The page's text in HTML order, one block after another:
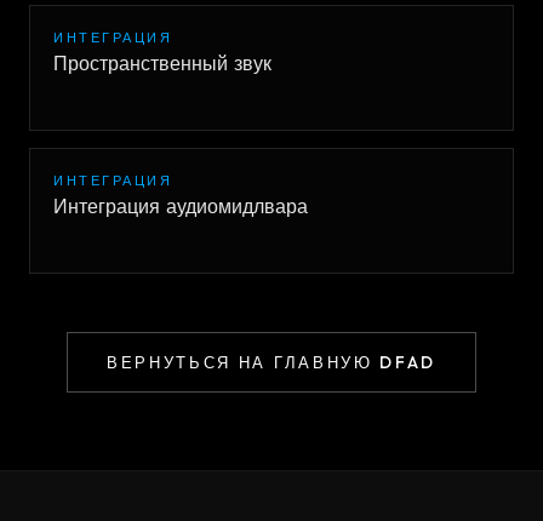
ИНТЕГРАЦИЯ
Пространственный звук
ИНТЕГРАЦИЯ
Интеграция аудиомидлвара
ВЕРНУТЬСЯ НА ГЛАВНУЮ DFAD